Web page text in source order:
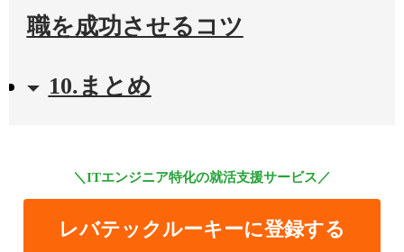
職を成功させるコツ
10.まとめ
＼ITエンジニア特化の就活支援サービス／
レバテックルーキーに登録する